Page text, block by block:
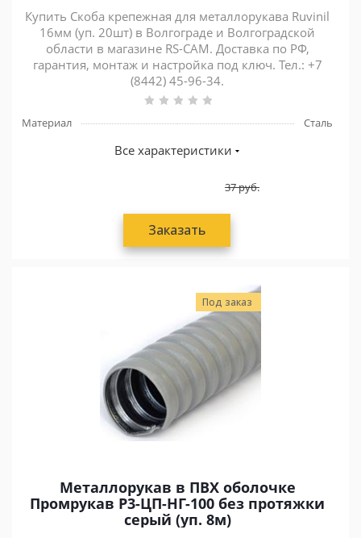
Купить Скоба крепежная для металлорукава Ruvinil
16мм (уп. 20шт) в Волгограде и Волгоградской
области в магазине RS-CAM. Доставка по РФ,
гарантия, монтаж и настройка под ключ. Тел.: +7
(8442) 45-96-34.
Материал Сталь
Все характеристики
37руб.
Заказать
Под заказ
Металлорукав в ПВХ оболочке
Промрукав Р3-ЦП-НГ-100 без протяжки
серый (уп. 8м)